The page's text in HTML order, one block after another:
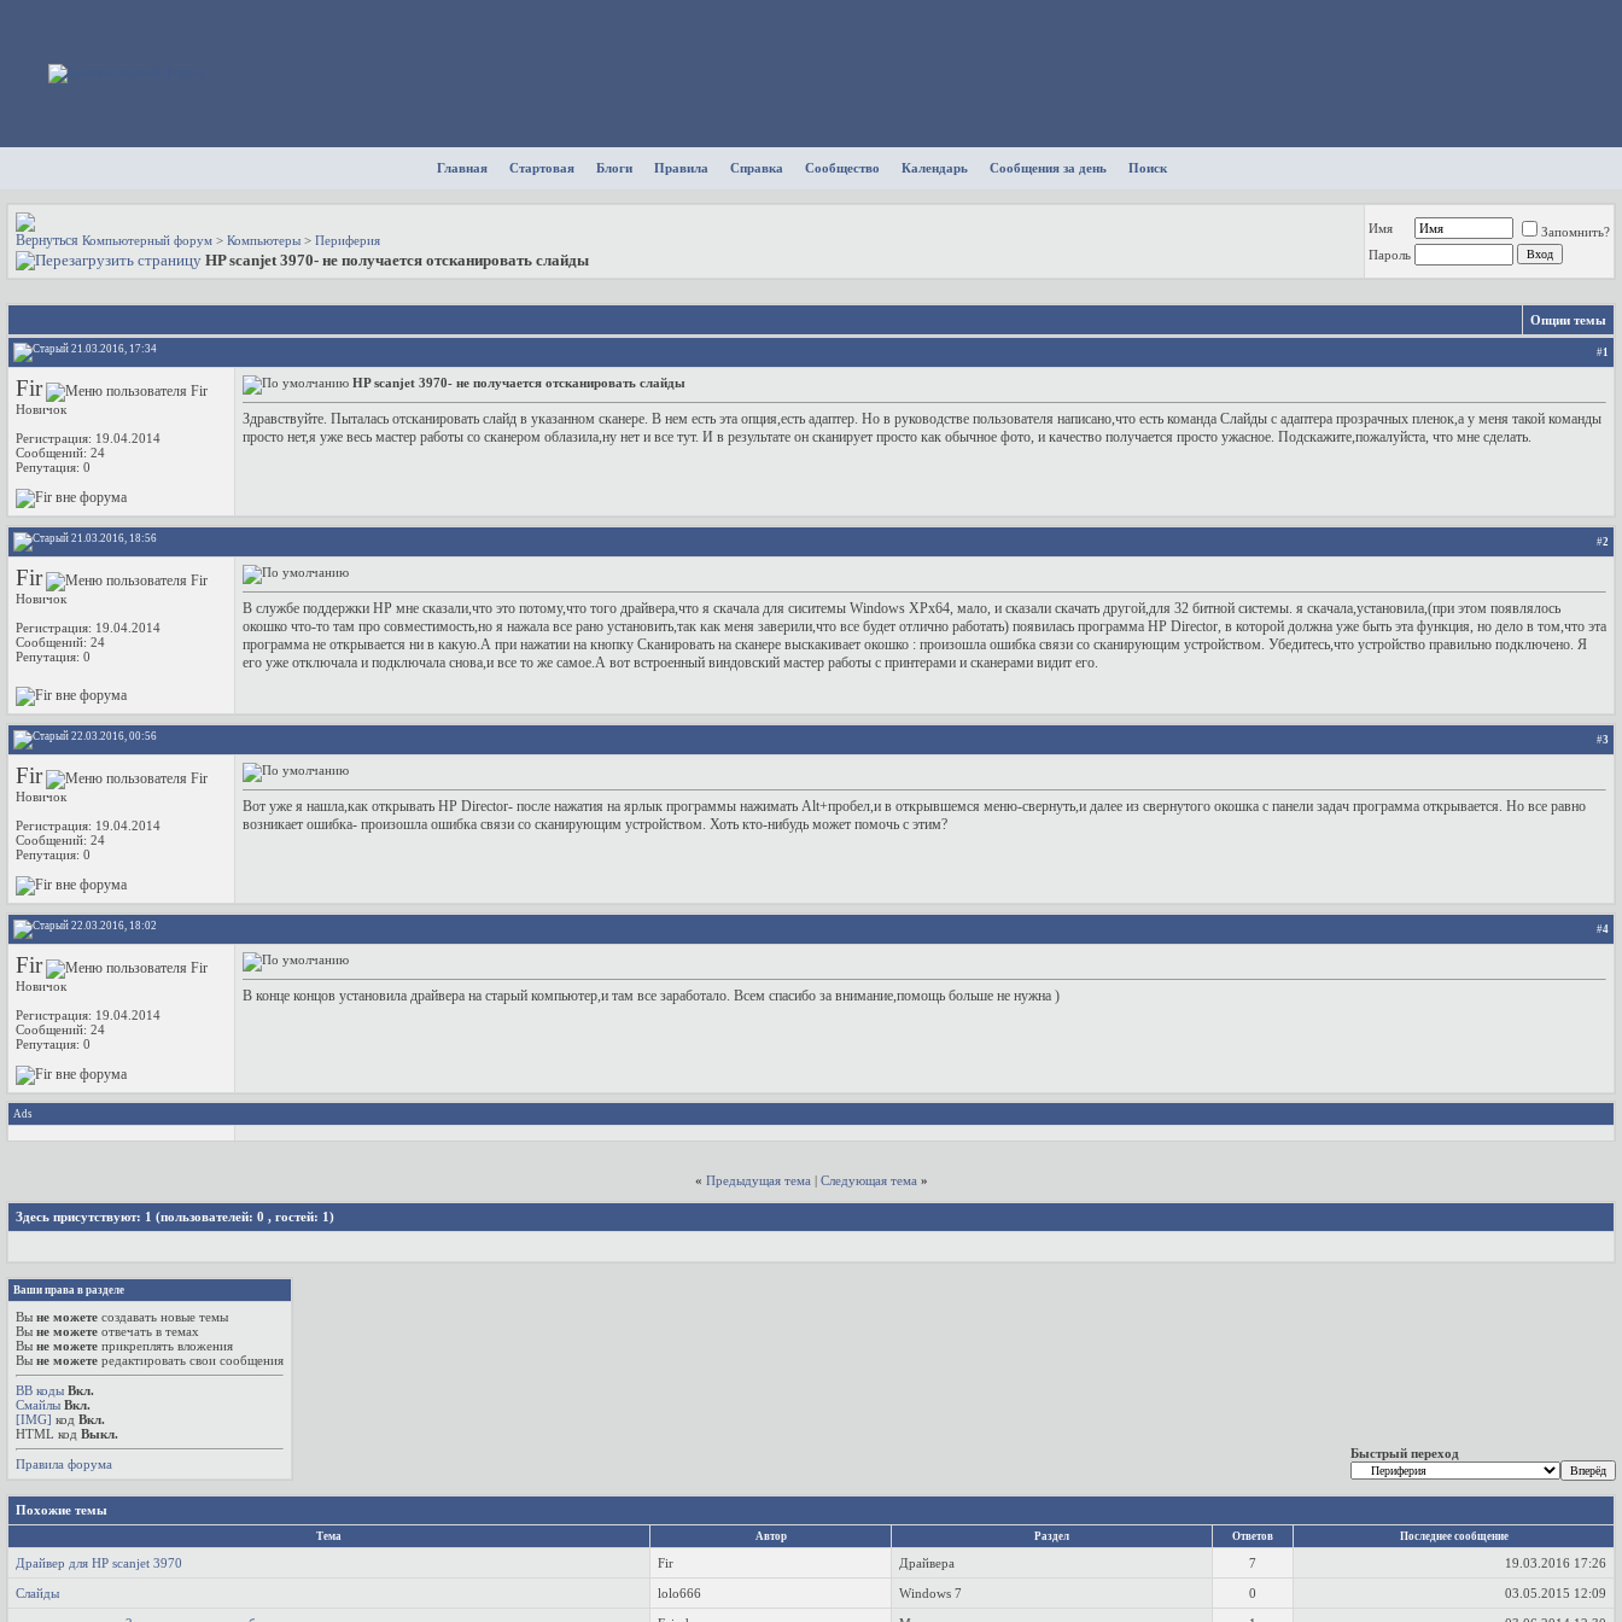
Главная Стартовая Блоги Правила Справка Сообщество Календарь Сообщения за день Поиск
Компьютерный форум > Компьютеры > Периферия
HP scanjet 3970- не получается отсканировать слайды
Имя
Запомнить?
Пароль
Опции темы
21.03.2016, 17:34 #1
Fir
Новичок
Регистрация: 19.04.2014
Сообщений: 24
Репутация: 0
HP scanjet 3970- не получается отсканировать слайды
Здравствуйте. Пыталась отсканировать слайд в указанном сканере. В нем есть эта опция,есть адаптер. Но в руководстве пользователя написано,что есть команда Слайды с адаптера прозрачных пленок,а у меня такой команды
просто нет,я уже весь мастер работы со сканером облазила,ну нет и все тут. И в результате он сканирует просто как обычное фото, и качество получается просто ужасное. Подскажите,пожалуйста, что мне сделать.
21.03.2016, 18:56 #2
Fir
Новичок
Регистрация: 19.04.2014
Сообщений: 24
Репутация: 0
В службе поддержки HP мне сказали,что это потому,что того драйвера,что я скачала для сиситемы Windows XPх64, мало, и сказали скачать другой,для 32 битной системы. я скачала,установила,(при этом появлялось
окошко что-то там про совместимость,но я нажала все рано установить,так как меня заверили,что все будет отлично работать) появилась программа HP Director, в которой должна уже быть эта функция, но дело в том,что эта
программа не открывается ни в какую.А при нажатии на кнопку Сканировать на сканере выскакивает окошко : произошла ошибка связи со сканирующим устройством. Убедитесь,что устройство правильно подключено. Я
его уже отключала и подключала снова,и все то же самое.А вот встроенный виндовский мастер работы с принтерами и сканерами видит его.
22.03.2016, 00:56 #3
Fir
Новичок
Регистрация: 19.04.2014
Сообщений: 24
Репутация: 0
Вот уже я нашла,как открывать HP Director- после нажатия на ярлык программы нажимать Alt+пробел,и в открывшемся меню-свернуть,и далее из свернутого окошка с панели задач программа открывается. Но все равно
возникает ошибка- произошла ошибка связи со сканирующим устройством. Хоть кто-нибудь может помочь с этим?
22.03.2016, 18:02 #4
Fir
Новичок
Регистрация: 19.04.2014
Сообщений: 24
Репутация: 0
В конце концов установила драйвера на старый компьютер,и там все заработало. Всем спасибо за внимание,помощь больше не нужна )
Ads
« Предыдущая тема | Следующая тема »
Здесь присутствуют: 1 (пользователей: 0 , гостей: 1)
Ваши права в разделе
Вы не можете создавать новые темы
Вы не можете отвечать в темах
Вы не можете прикреплять вложения
Вы не можете редактировать свои сообщения
BB коды Вкл.
Смайлы Вкл.
[IMG] код Вкл.
HTML код Выкл.
Правила форума
Быстрый переход
Похожие темы
Тема Автор Раздел Ответов Последнее сообщение
Драйвер для HP scanjet 3970 Fir Драйвера 7 19.03.2016 17:26
Слайды lolo666 Windows 7 0 03.05.2015 12:09